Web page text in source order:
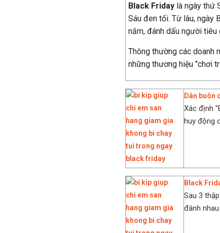
Black Friday là ngày thứ
Sáu đen tối. Từ lâu, ngày
năm, đánh dấu người
Thông thường các doanh
những thương hiệu "chơi
Dân buôn
Xác định
huy động
Black
Sau 3
đánh